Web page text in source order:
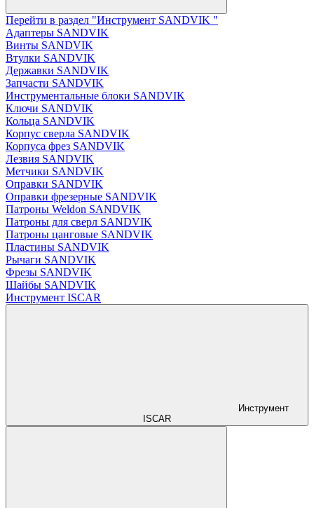
Перейти в раздел "Инструмент SANDVIK "
Адаптеры SANDVIK
Винты SANDVIK
Втулки SANDVIK
Державки SANDVIK
Запчасти SANDVIK
Инструментальные блоки SANDVIK
Ключи SANDVIK
Кольца SANDVIK
Корпус сверла SANDVIK
Корпуса фрез SANDVIK
Лезвия SANDVIK
Метчики SANDVIK
Оправки SANDVIK
Оправки фрезерные SANDVIK
Патроны Weldon SANDVIK
Патроны для сверл SANDVIK
Патроны цанговые SANDVIK
Пластины SANDVIK
Рычаги SANDVIK
Фрезы SANDVIK
Шайбы SANDVIK
Инструмент ISCAR
Инструмент
ISCAR